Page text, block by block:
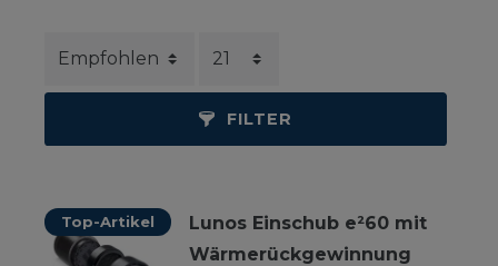
FILTER
Top-Artikel
Lunos Einschub e²60 mit
Wärmerückgewinnung